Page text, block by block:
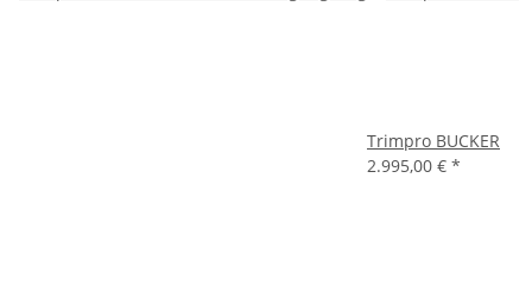
Trimpro BUCKER
2.995,00 € *